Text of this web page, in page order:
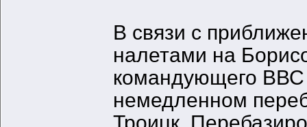
В связи с
налетами на
командующего ВВС
немедленном
Троицк.